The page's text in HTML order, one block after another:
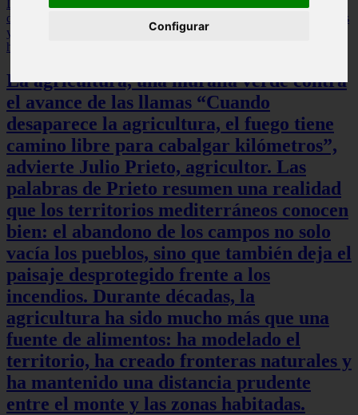
Configurar
La agricultura, una muralla verde contra
el avance de las llamas “Cuando
desaparece la agricultura, el fuego tiene
camino libre para cabalgar kilómetros”,
advierte Julio Prieto, agricultor. Las
palabras de Prieto resumen una realidad
que los territorios mediterráneos conocen
bien: el abandono de los campos no solo
vacía los pueblos, sino que también deja el
paisaje desprotegido frente a los
incendios. Durante décadas, la
agricultura ha sido mucho más que una
fuente de alimentos: ha modelado el
territorio, ha creado fronteras naturales y
ha mantenido una distancia prudente
entre el monte y las zonas habitadas.